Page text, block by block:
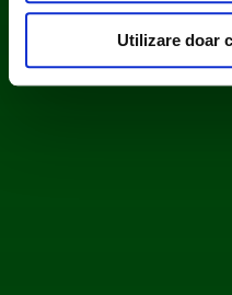
consimțământul cu privire
Utilizare doar